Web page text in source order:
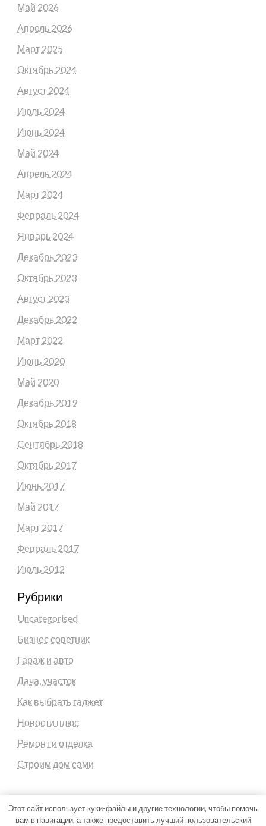
Май 2026
Апрель 2026
Март 2025
Октябрь 2024
Август 2024
Июль 2024
Июнь 2024
Май 2024
Апрель 2024
Март 2024
Февраль 2024
Январь 2024
Декабрь 2023
Октябрь 2023
Август 2023
Декабрь 2022
Март 2022
Июнь 2020
Май 2020
Декабрь 2019
Октябрь 2018
Сентябрь 2018
Октябрь 2017
Июнь 2017
Май 2017
Март 2017
Февраль 2017
Июль 2012
Рубрики
Uncategorised
Бизнес советник
Гараж и авто
Дача, участок
Как выбрать гаджет
Новости плюс
Ремонт и отделка
Строим дом сами
Этот сайт использует куки-файлы и другие технологии, чтобы помочь
вам в навигации, а также предоставить лучший пользовательский